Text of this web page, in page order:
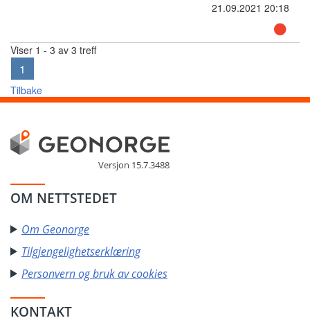
21.09.2021 20:18
Viser 1 - 3 av 3 treff
1
Tilbake